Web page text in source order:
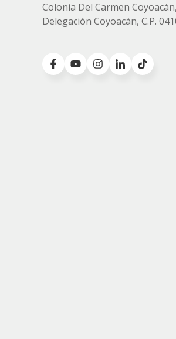
Colonia Del Carmen Coyoacán,
Delegación Coyoacán, C.P.